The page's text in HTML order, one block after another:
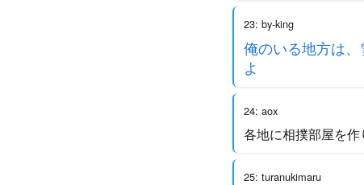
23: by-king
俺のいる地方は
よ
24: aox
各地に相撲部屋を作
25: turanukimaru